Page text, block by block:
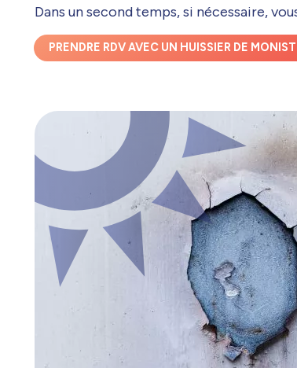
Dans un second temps, si nécessaire,
PRENDRE RDV AVEC UN HUISSIER DE